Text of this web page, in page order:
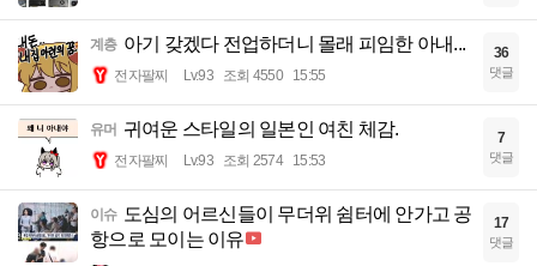
계층 아기 갖겠다 전업하더니 몰래 피임한 아내...
전자팔찌 Lv.93 조회 4550 15:55
36
댓글
유머 귀여운 스타일의 일본인 여친 체감.
전자팔찌 Lv.93 조회 2574 15:53
7
댓글
이슈 도심의 어르신들이 무더위 쉼터에 안가고 공
항으로 모이는 이유
17
댓글